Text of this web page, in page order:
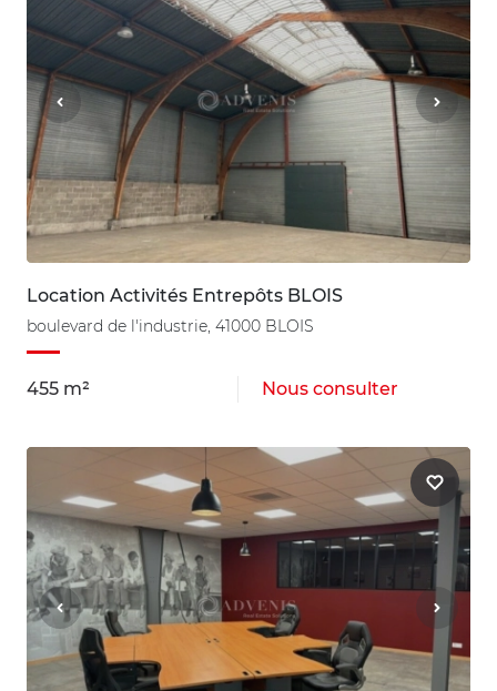
Location Activités Entrepôts BLOIS
boulevard de l'industrie, 41000 BLOIS
455 m² Nous consulter